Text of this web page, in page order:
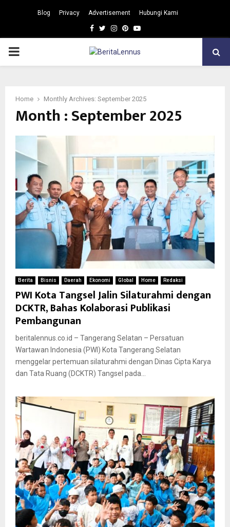
Blog Privacy Advertisement Hubungi Kami
Facebook
TwitterInstagram
Pinterest
Youtube
PRIMARY
Home Monthly Archives: September 2025
Month : September 2025
Berita Bisnis Daerah Ekonomi Global Home Redaksi
PWI Kota Tangsel Jalin Silaturahmi dengan
DCKTR, Bahas Kolaborasi Publikasi
Pembangunan
beritalennus.co.id – Tangerang Selatan – Persatuan
Wartawan Indonesia (PWI) Kota Tangerang Selatan
menggelar pertemuan silaturahmi dengan Dinas Cipta Karya
dan Tata Ruang (DCKTR) Tangsel pada...